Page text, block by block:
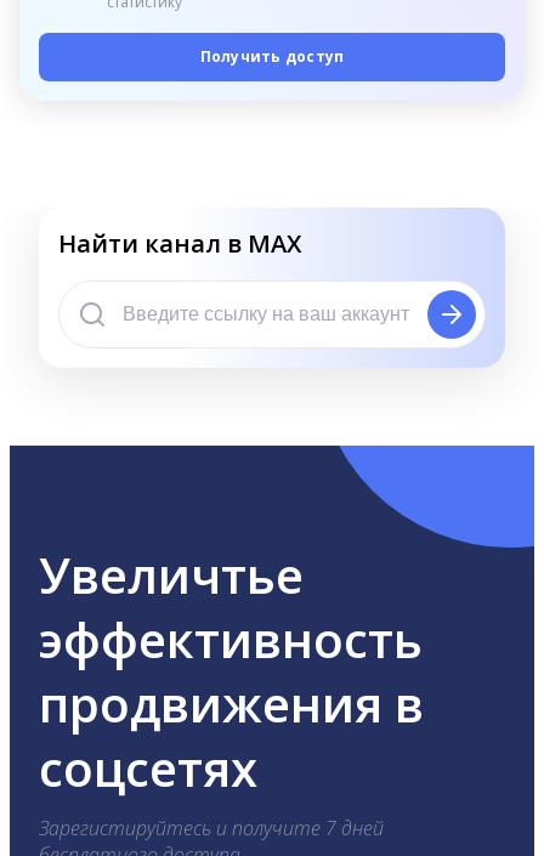
Получить доступ
Найти канал в MAX
Увеличтье
эффективность
продвижения в
соцсетях
Зарегистируйтесь и получите 7 дней